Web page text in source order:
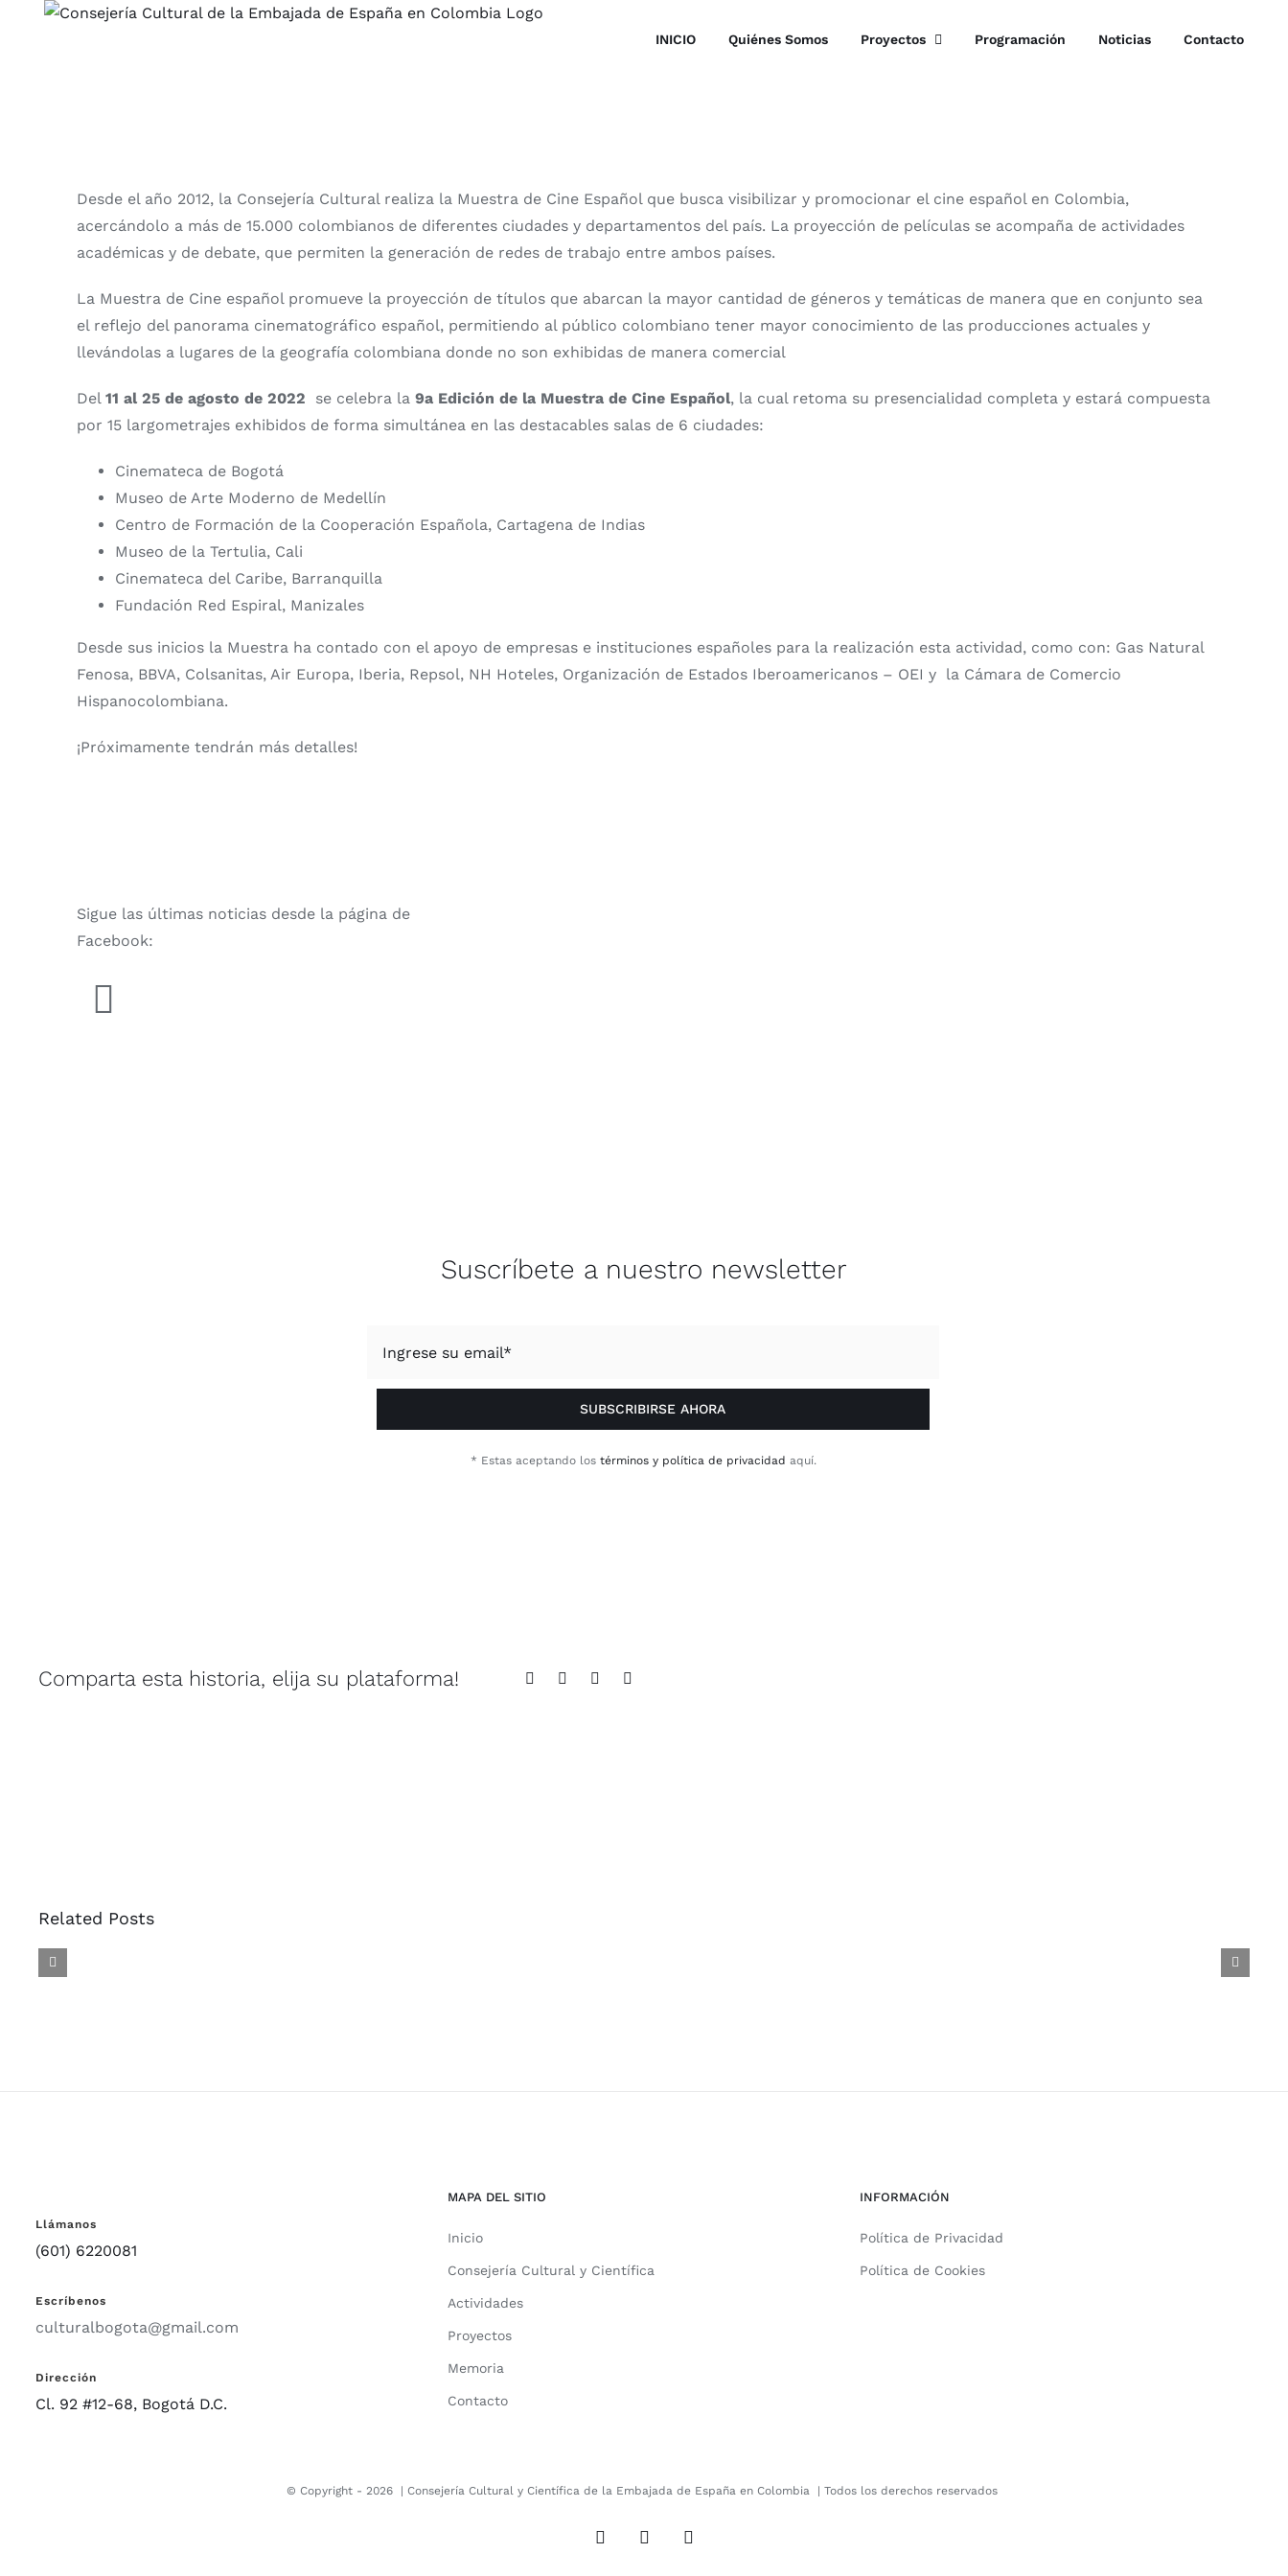
INICIO Quiénes Somos Proyectos Programación Noticias Contacto
Desde el año 2012, la Consejería Cultural realiza la Muestra de Cine Español que busca visibilizar y promocionar el cine español en Colombia,
acercándolo a más de 15.000 colombianos de diferentes ciudades y departamentos del país. La proyección de películas se acompaña de actividades
académicas y de debate, que permiten la generación de redes de trabajo entre ambos países.
La Muestra de Cine español promueve la proyección de títulos que abarcan la mayor cantidad de géneros y temáticas de manera que en conjunto sea
el reflejo del panorama cinematográfico español, permitiendo al público colombiano tener mayor conocimiento de las producciones actuales y
llevándolas a lugares de la geografía colombiana donde no son exhibidas de manera comercial
Del 11 al 25 de agosto de 2022 se celebra la 9a Edición de la Muestra de Cine Español, la cual retoma su presencialidad completa y estará compuesta
por 15 largometrajes exhibidos de forma simultánea en las destacables salas de 6 ciudades:
Cinemateca de Bogotá
Museo de Arte Moderno de Medellín
Centro de Formación de la Cooperación Española, Cartagena de Indias
Museo de la Tertulia, Cali
Cinemateca del Caribe, Barranquilla
Fundación Red Espiral, Manizales
Desde sus inicios la Muestra ha contado con el apoyo de empresas e instituciones españoles para la realización esta actividad, como con: Gas Natural
Fenosa, BBVA, Colsanitas, Air Europa, Iberia, Repsol, NH Hoteles, Organización de Estados Iberoamericanos – OEI y la Cámara de Comercio
Hispanocolombiana.
¡Próximamente tendrán más detalles!
Sigue las últimas noticias desde la página de
Facebook:
Suscríbete a nuestro newsletter
SUBSCRIBIRSE AHORA
* Estas aceptando lostérminos y política de privacidadaquí.
Comparta esta historia, elija su plataforma!
Related Posts
Llámanos
(601) 6220081
Escríbenos
culturalbogota@gmail.com
Dirección
Cl. 92 #12-68, Bogotá D.C.
MAPA DEL SITIO
Inicio
Consejería Cultural y Científica
Actividades
Proyectos
Memoria
Contacto
INFORMACIÓN
Política de Privacidad
Política de Cookies
© Copyright - 2026 | Consejería Cultural y Científica de la Embajada de España en Colombia | Todos los derechos reservados
X FacebookInstagram